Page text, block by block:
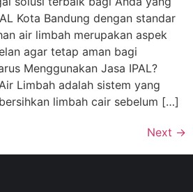
Kota Bandung dengan standar
air limbah merupakan aspek
agar tetap aman bagi
Menggunakan Jasa IPAL?
Limbah adalah sistem yang
limbah cair sebelum […]
Next →